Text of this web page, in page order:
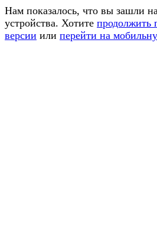
Нам показалось, что вы зашли
устройства. Хотите продолжить
версии или перейти на